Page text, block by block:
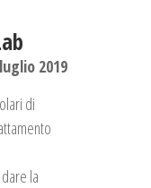
2019
di
la